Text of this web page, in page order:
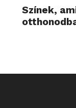
Színek,